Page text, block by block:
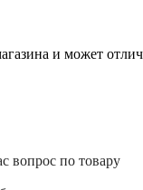
и может
вопрос по товару